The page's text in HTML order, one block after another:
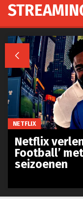

NETFLIX
Netflix
Football’
seizoenen